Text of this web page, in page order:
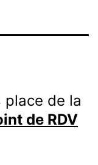
place de la
de RDV